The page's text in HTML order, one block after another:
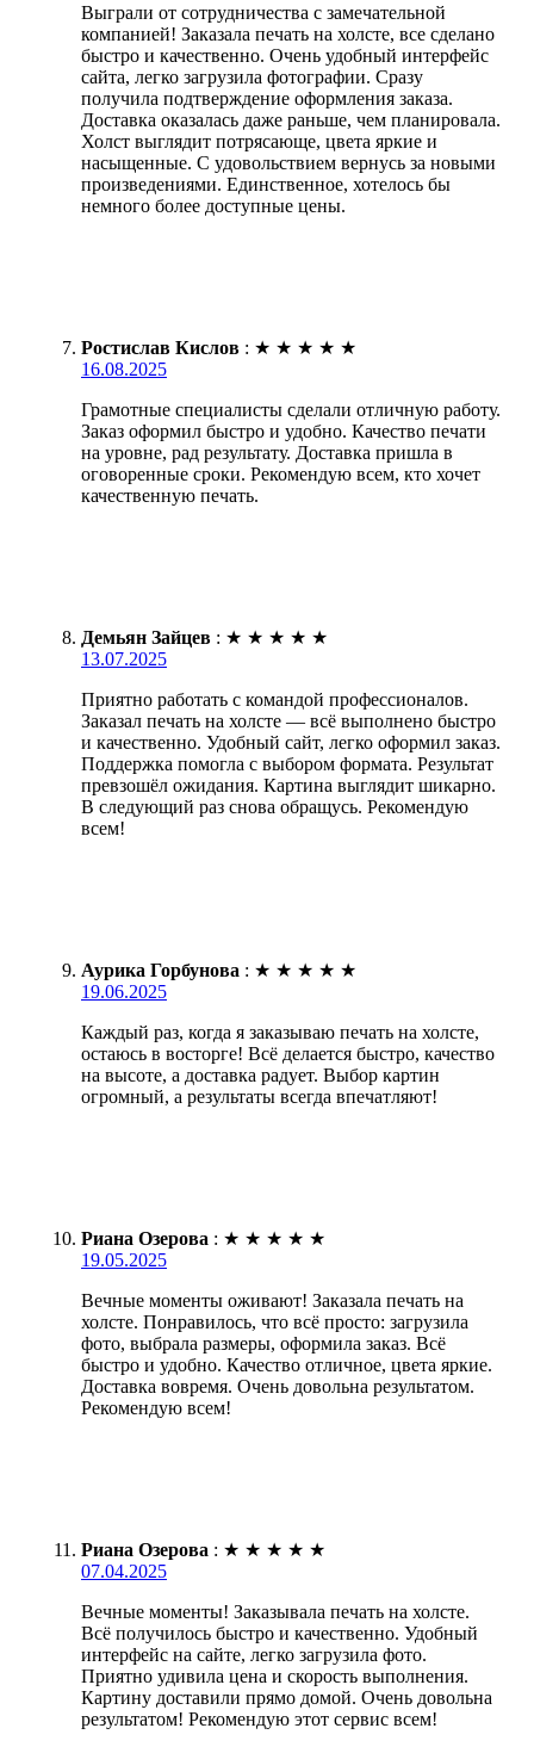
Выграли от сотрудничества с замечательной
компанией! Заказала печать на холсте, все сделано
быстро и качественно. Очень удобный интерфейс
сайта, легко загрузила фотографии. Сразу
получила подтверждение оформления заказа.
Доставка оказалась даже раньше, чем планировала.
Холст выглядит потрясающе, цвета яркие и
насыщенные. С удовольствием вернусь за новыми
произведениями. Единственное, хотелось бы
немного более доступные цены.
Ростислав Кислов : ★ ★ ★ ★ ★
16.08.2025
Грамотные специалисты сделали отличную работу.
Заказ оформил быстро и удобно. Качество печати
на уровне, рад результату. Доставка пришла в
оговоренные сроки. Рекомендую всем, кто хочет
качественную печать.
Демьян Зайцев : ★ ★ ★ ★ ★
13.07.2025
Приятно работать с командой профессионалов.
Заказал печать на холсте — всё выполнено быстро
и качественно. Удобный сайт, легко оформил заказ.
Поддержка помогла с выбором формата. Результат
превзошёл ожидания. Картина выглядит шикарно.
В следующий раз снова обращусь. Рекомендую
всем!
Аурика Горбунова : ★ ★ ★ ★ ★
19.06.2025
Каждый раз, когда я заказываю печать на холсте,
остаюсь в восторге! Всё делается быстро, качество
на высоте, а доставка радует. Выбор картин
огромный, а результаты всегда впечатляют!
Риана Озерова : ★ ★ ★ ★ ★
19.05.2025
Вечные моменты оживают! Заказала печать на
холсте. Понравилось, что всё просто: загрузила
фото, выбрала размеры, оформила заказ. Всё
быстро и удобно. Качество отличное, цвета яркие.
Доставка вовремя. Очень довольна результатом.
Рекомендую всем!
Риана Озерова : ★ ★ ★ ★ ★
07.04.2025
Вечные моменты! Заказывала печать на холсте.
Всё получилось быстро и качественно. Удобный
интерфейс на сайте, легко загрузила фото.
Приятно удивила цена и скорость выполнения.
Картину доставили прямо домой. Очень довольна
результатом! Рекомендую этот сервис всем!